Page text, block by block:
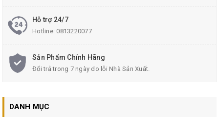
Hỗ trợ 24/7
Hotline:0813220077
Sản Phẩm Chính Hãng
Đổi trả trong 7 ngày do lỗi Nhà Sản Xuất.
DANH MỤC